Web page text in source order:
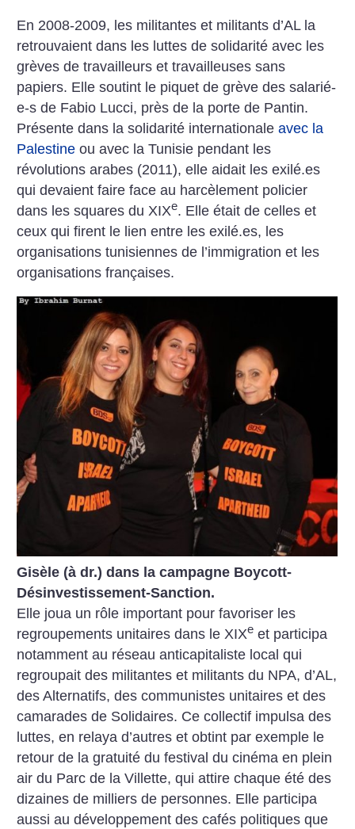
En 2008-2009, les militantes et militants d’AL la
retrouvaient dans les luttes de solidarité avec les
grèves de travailleurs et travailleuses sans
papiers. Elle soutint le piquet de grève des salarié-
e-s de Fabio Lucci, près de la porte de Pantin.
Présente dans la solidarité internationaleavec la
Palestine ou avec la Tunisie pendant les
révolutions arabes (2011), elle aidait les exilé.es
qui devaient faire face au harcèlement policier
dans les squares du XIXe. Elle était de celles et
ceux qui firent le lien entre les exilé.es, les
organisations tunisiennes de l’immigration et les
organisations françaises.
Gisèle (à dr.) dans la campagne Boycott-
Désinvestissement-Sanction.
Elle joua un rôle important pour favoriser les
regroupements unitaires dans le XIXe et participa
notamment au réseau anticapitaliste local qui
regroupait des militantes et militants du NPA, d’AL,
des Alternatifs, des communistes unitaires et des
camarades de Solidaires. Ce collectif impulsa des
luttes, en relaya d’autres et obtint par exemple le
retour de la gratuité du festival du cinéma en plein
air du Parc de la Villette, qui attire chaque été des
dizaines de milliers de personnes. Elle participa
aussi au développement des cafés politiques que